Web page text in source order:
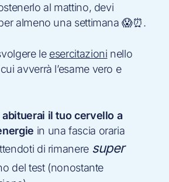
al mattino, devi
almeno una settimana 😱⏰.
le esercitazioni nello
avverrà l’esame vero e
abituerai il tuo cervello a
in una fascia oraria
di rimanere super
del test (nonostante